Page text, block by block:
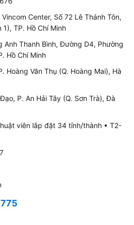
Lưới lọc thô (micron-mesh) +
hạt bụi ≥0.3µm (tiêu
JEM 1467)
tính + HEPA: thay sau 24
(Auto) / Cao / Vừa / Sleep
Xanh (sạch) / Cam (ô
nhẹ) / Đỏ (ô nhiễm nặng)
Vincom Center, Số 72 Lê Thánh Tôn,
1), TP. Hồ Chí Minh
Anh Thanh Bình, Đường D4, Phường
Hồ Chí Minh
Hoàng Văn Thụ (Q. Hoàng Mai), Hà
P. An Hải Tây (Q. Sơn Trà), Đà
viên lắp đặt 34 tỉnh/thành • T2-